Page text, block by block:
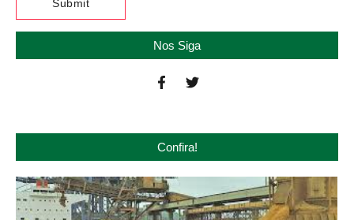
Nos Siga
Confira!